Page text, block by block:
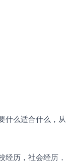
什么适合什么，从
经历，社会经历，